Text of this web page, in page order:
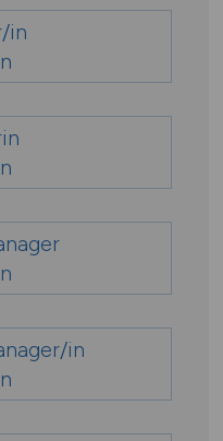
in
in